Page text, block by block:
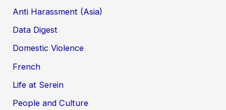
Anti Harassment (Asia)
Data Digest
Domestic Violence
French
Life at Serein
People and Culture